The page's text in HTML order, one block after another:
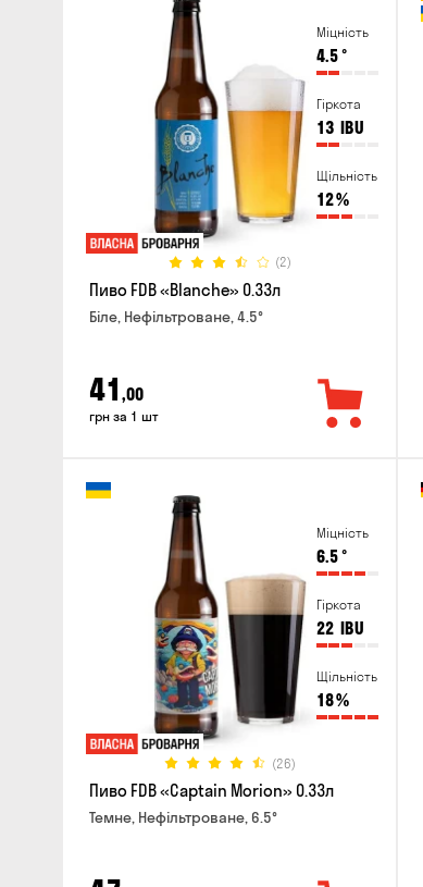
Міцність
4.5°
Гіркота
13 IBU
Щільність
12%
(2)
Пиво FDB «Blanche» 0.33л
Біле, Нефільтроване, 4.5°
41 ,00
грн за 1 шт
Міцність
6.5°
Гіркота
22 IBU
Щільність
18%
(26)
Пиво FDB «Captain Morion» 0.33л
Темне, Нефільтроване, 6.5°